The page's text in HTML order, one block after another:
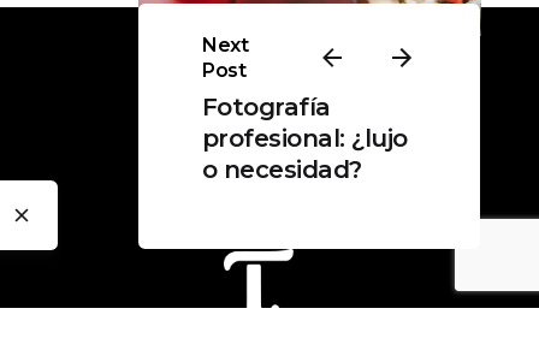
Next
Post
Fotografía
profesional: ¿lujo
o necesidad?